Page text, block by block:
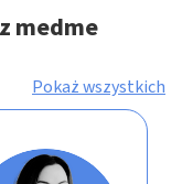
medme
Pokaż wszystkich